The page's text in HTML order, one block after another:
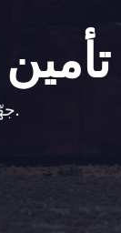
جهّز تأمين الدخول الإلزامي إلى جورجيا قبل عبور الحدود. دعم سريع، باقات واضحة، وإرشاد عملي للزوار.